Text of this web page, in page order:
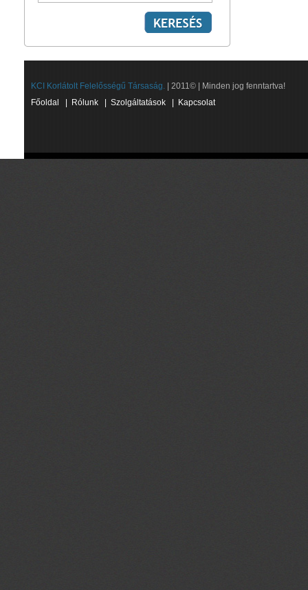
KCI Korlátolt Felelősségű Társaság. | 2011© | Minden jog fenntartva!
Főoldal
Rólunk Szolgáltatások Kapcsolat